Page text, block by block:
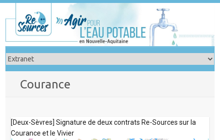
to
content
Courance
[Deux-Sèvres] Signature de deux contrats Re-Sources sur la
Courance et le Vivier